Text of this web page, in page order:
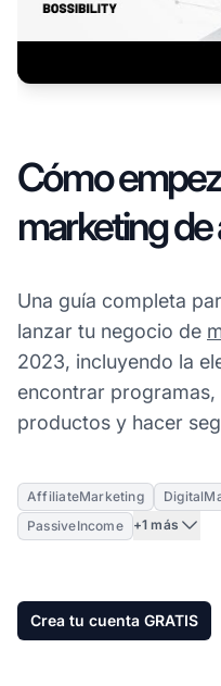
Cómo
marketing
Una guía completa
lanzar tu negocio de
2023, incluyendo la
encontrar
productos y hacer
AffiliateMarketing
PassiveIncome
+1 más
Crea tu cuenta GRATIS